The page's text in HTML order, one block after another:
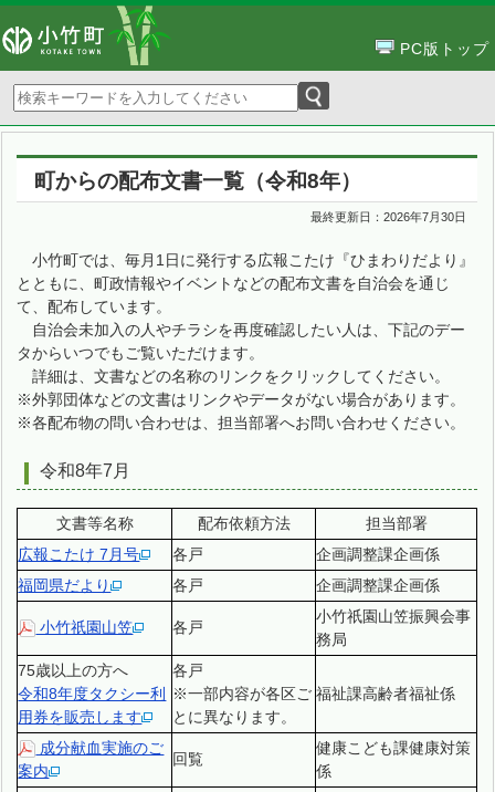
PC版トップ
町からの配布文書一覧（令和8年）
最終更新日：2026年7月30日
小竹町では、毎月1日に発行する広報こたけ『ひまわりだより』
とともに、町政情報やイベントなどの配布文書を自治会を通じ
て、配布しています。
自治会未加入の人やチラシを再度確認したい人は、下記のデー
タからいつでもご覧いただけます。
詳細は、文書などの名称のリンクをクリックしてください。
※外郭団体などの文書はリンクやデータがない場合があります。
※各配布物の問い合わせは、担当部署へお問い合わせください。
令和8年7月
文書等名称 配布依頼方法
担当部署
広報こたけ 7月号
各戸
企画調整課企画係
福岡県だより
各戸 企画調整課企画係
小竹祇園山笠 各戸
小竹祇園山笠振興会事
務局
75歳以上の方へ
令和8年度タクシー利
用券を販売します
各戸
※一部内容が各区ご
とに異なります。
福祉課高齢者福祉係
成分献血実施のご
案内
回覧
健康こども課健康対策
係